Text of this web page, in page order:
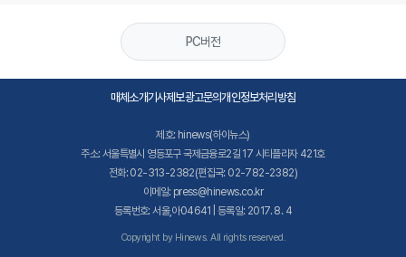
PC버전
매체소개기사제보광고문의개인정보처리방침
제호: hinews(하이뉴스)
주소: 서울특별시 영등포구 국제금융로2길 17 시티플라자 421호
전화: 02-313-2382(편집국: 02-782-2382)
이메일: press@hinews.co.kr
등록번호: 서울,아04641 | 등록일: 2017. 8. 4
Copyright by Hinews. All rights reserved.